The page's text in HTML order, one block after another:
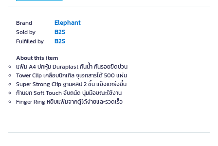
Brand Elephant
Sold by B2S
Fulfilled by B2S
About this item
แฟ้ม A4 ปกหุ้ม Duraplast กันน้ำ กันรอยขีดข่วน
Tower Clip เคลือบนิกเกิล จุเอกสารได้ 500 แผ่น
Super Strong Clip ฐานคลิป 2 ชั้น แข็งแกร่งขึ้น
ก้านยก Soft Touch จับถนัด นุ่มมือขณะใช้งาน
Finger Ring หยิบแฟ้มจากตู้ได้ง่ายและรวดเร็ว